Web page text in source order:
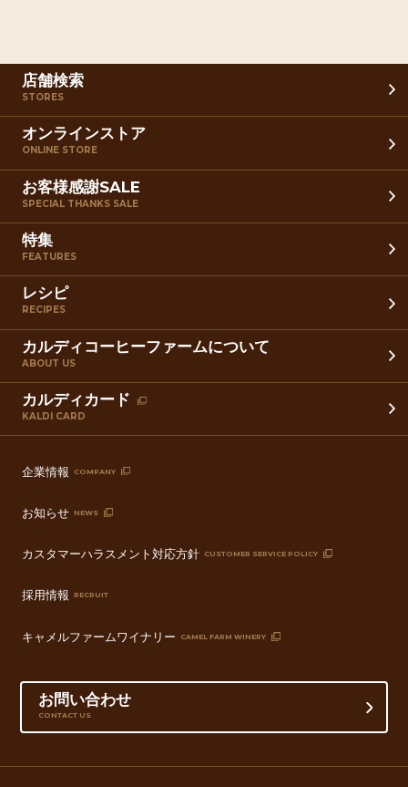
店舗検索
STORES
オンラインストア
ONLINE STORE
お客様感謝SALE
SPECIAL THANKS SALE
特集
FEATURES
レシピ
RECIPES
カルディコーヒーファームについて
ABOUT US
カルディカード
KALDI CARD
企業情報 COMPANY
お知らせ NEWS
カスタマーハラスメント対応方針 CUSTOMER SERVICE POLICY
採用情報 RECRUIT
キャメルファームワイナリー CAMEL FARM WINERY
お問い合わせ
CONTACT US